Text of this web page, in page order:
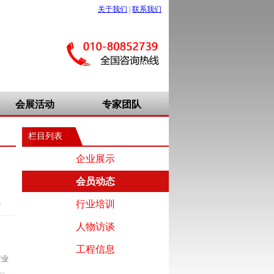
关于我们 联系我们
会展活动 专家团队
栏目列表
企业展示
会员动态
行业培训
人物访谈
工程信息